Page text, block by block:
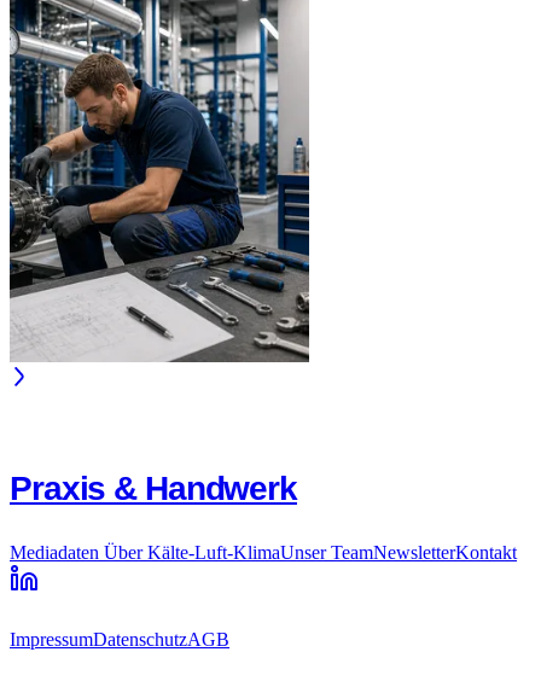
Praxis & Handwerk
Mediadaten Über Kälte-Luft-KlimaUnser TeamNewsletterKontakt
ImpressumDatenschutzAGB